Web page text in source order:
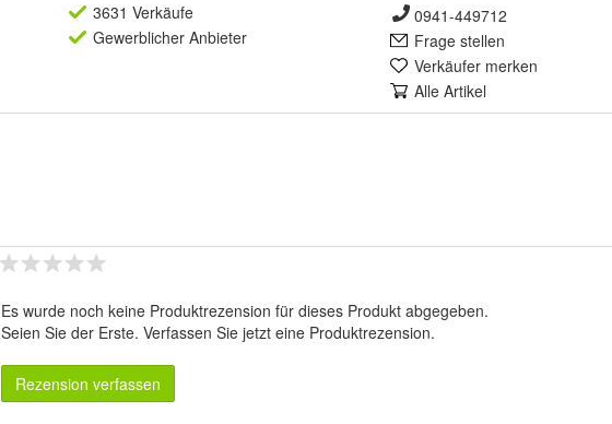
3631 Verkäufe
Gewerblicher Anbieter
0941-449712
Frage stellen
Verkäufer merken
Alle Artikel
Es wurde noch keine Produktrezension für dieses Produkt abgegeben.
Seien Sie der Erste. Verfassen Sie jetzt eine Produktrezension.
Rezension verfassen